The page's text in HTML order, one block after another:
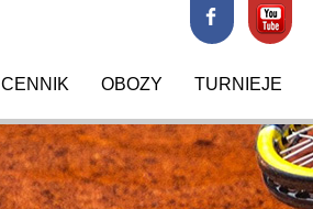
CENNIK OBOZY TURNIEJE